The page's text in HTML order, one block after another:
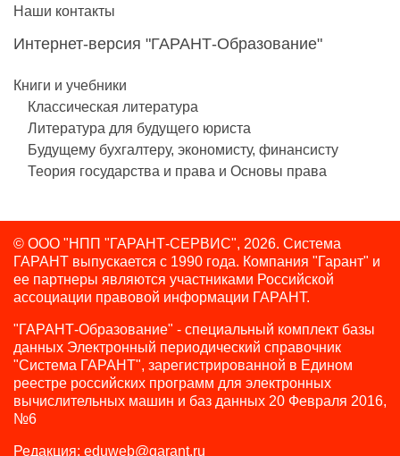
Наши контакты
Интернет-версия "ГАРАНТ-Образование"
Книги и учебники
Классическая литература
Литература для будущего юриста
Будущему бухгалтеру, экономисту, финансисту
Теория государства и права и Основы права
© ООО "НПП "ГАРАНТ-СЕРВИС", 2026. Система
ГАРАНТ выпускается с 1990 года. Компания "Гарант" и
ее партнеры являются участниками Российской
ассоциации правовой информации ГАРАНТ.
"ГАРАНТ-Образование" - специальный комплект базы
данных Электронный периодический справочник
"Система ГАРАНТ", зарегистрированной в Едином
реестре российских программ для электронных
вычислительных машин и баз данных 20 Февраля 2016,
№6
Редакция: eduweb@garant.ru